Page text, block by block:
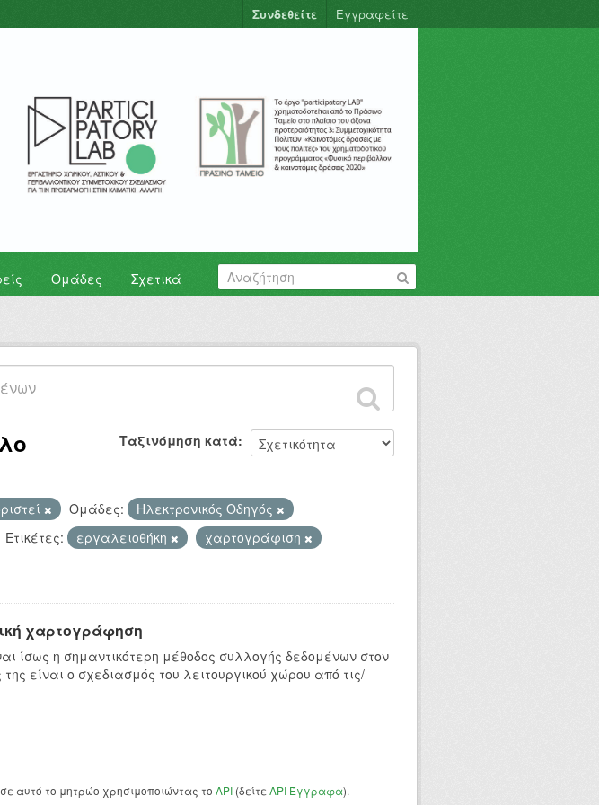
Συνδεθείτε Εγγραφείτε
Ομάδες Σχετικά
Ταξινόμηση κατά
Ομάδες:
Hλεκτρονικός Οδηγός
Ετικέτες: εργαλειοθήκη
χαρτογράφιση
χαρτογράφηση
ίσως η σημαντικότερη μέθοδος συλλογής δεδομένων στον
είναι ο σχεδιασμός του λειτουργικού χώρου από τις/
αυτό το μητρώο χρησιμοποιώντας το API (δείτε API Έγγραφα).